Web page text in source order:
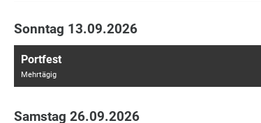
Sonntag 13.09.2026
Portfest
Mehrtägig
Samstag 26.09.2026